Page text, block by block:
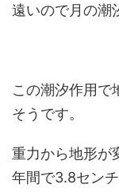
遠いので月の潮
この潮汐作用で
そうです。
重力から地形が
年間で3.8セン